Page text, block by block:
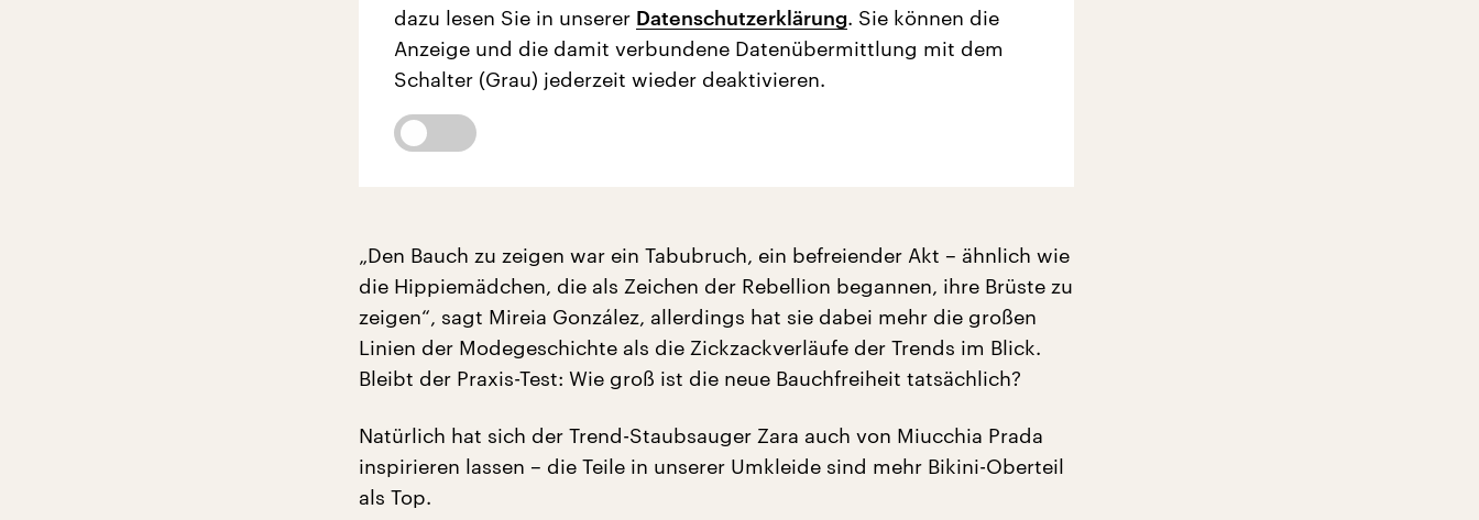
dazu lesen Sie in unserer Datenschutzerklärung. Sie können die
Anzeige und die damit verbundene Datenübermittlung mit dem
Schalter (Grau) jederzeit wieder deaktivieren.
„Den Bauch zu zeigen war ein Tabubruch, ein befreiender Akt – ähnlich wie
die Hippiemädchen, die als Zeichen der Rebellion begannen, ihre Brüste zu
zeigen“, sagt Mireia González, allerdings hat sie dabei mehr die großen
Linien der Modegeschichte als die Zickzackverläufe der Trends im Blick.
Bleibt der Praxis-Test: Wie groß ist die neue Bauchfreiheit tatsächlich?
Natürlich hat sich der Trend-Staubsauger Zara auch von Miucchia Prada
inspirieren lassen – die Teile in unserer Umkleide sind mehr Bikini-Oberteil
als Top.